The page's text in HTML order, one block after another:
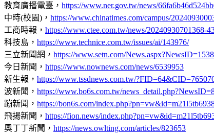
教育廣播電臺， https://www.ner.gov.tw/news/
中時(校園)， https://www.chinatimes.com/campus/
工商時報， https://www.ctee.com.tw/news/20240930701368-
科技島， https://www.technice.com.tw/issues/ai/143976/
三立新聞網， https://www.setn.com/
今日新聞， https://www.nownews.com/news/6539953
新生報， https://www.tssdnews.com.tw/
波新聞， https://www.bo6s.com.tw/
蹦新聞， https://bon6s.com/
飛揚新聞， https://fion.news/
奧丁丁新聞， https://news.owlting.com/articles/823653